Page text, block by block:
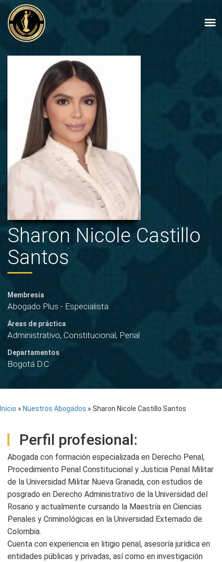
Sharon Nicole Castillo
Santos
Membresía
Abogado Plus - Especialista
Áreas de práctica
Administrativo, Constitucional, Penal
Departamentos
Bogotá D.C
Inicio » Nuestros Abogados » Sharon Nicole Castillo Santos
Perfil profesional:
Abogada con formación especializada en Derecho Penal,
Procedimiento Penal Constitucional y Justicia Penal Militar
de la Universidad Militar Nueva Granada, con estudios de
posgrado en Derecho Administrativo de la Universidad del
Rosario y actualmente cursando la Maestría en Ciencias
Penales y Criminológicas en la Universidad Externado de
Colombia.
Cuenta con experiencia en litigio penal, asesoría jurídica en
entidades públicas y privadas, así como en investigación